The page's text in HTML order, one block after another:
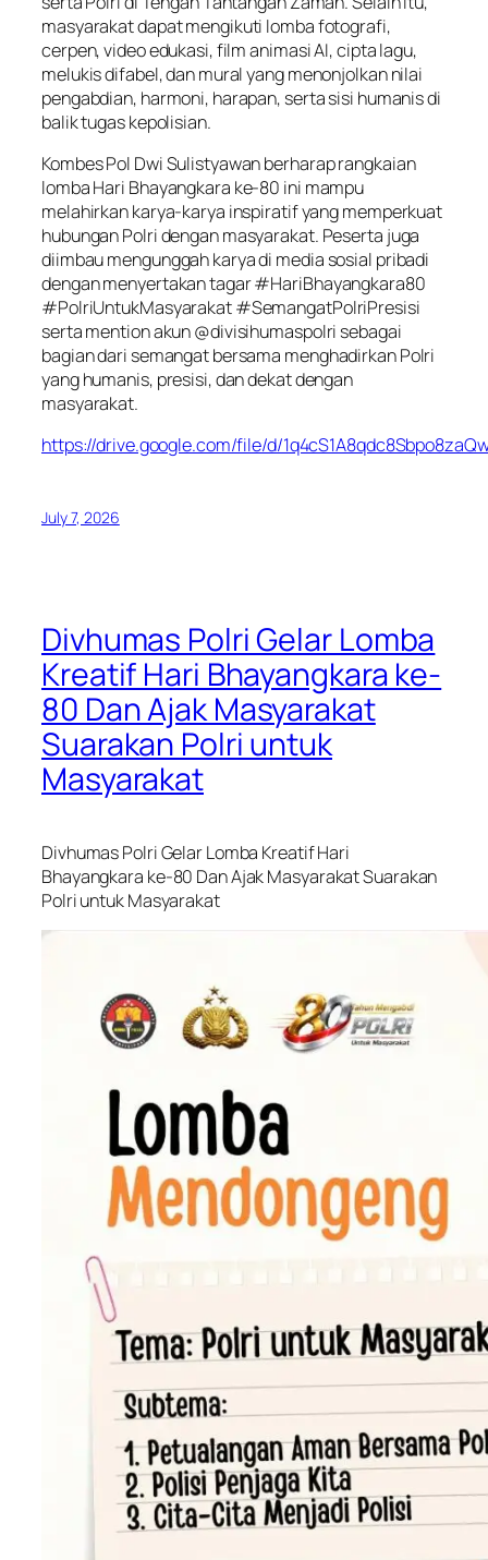
masyarakat dapat mengikuti lomba fotografi,
cerpen, video edukasi, film animasi AI, cipta lagu,
melukis difabel, dan mural yang menonjolkan nilai
pengabdian, harmoni, harapan, serta sisi humanis di
balik tugas kepolisian.
Kombes Pol Dwi Sulistyawan berharap rangkaian
lomba Hari Bhayangkara ke-80 ini mampu
melahirkan karya-karya inspiratif yang memperkuat
hubungan Polri dengan masyarakat. Peserta juga
diimbau mengunggah karya di media sosial pribadi
dengan menyertakan tagar #HariBhayangkara80
#PolriUntukMasyarakat #SemangatPolriPresisi
serta mention akun @divisihumaspolri sebagai
bagian dari semangat bersama menghadirkan Polri
yang humanis, presisi, dan dekat dengan
masyarakat.
https://drive.google.com/file/d/
July 7, 2026
Divhumas Polri Gelar Lomba
Kreatif Hari Bhayangkara ke-
80 Dan Ajak Masyarakat
Suarakan Polri untuk
Masyarakat
Divhumas Polri Gelar Lomba Kreatif Hari
Bhayangkara ke-80 Dan Ajak Masyarakat Suarakan
Polri untuk Masyarakat